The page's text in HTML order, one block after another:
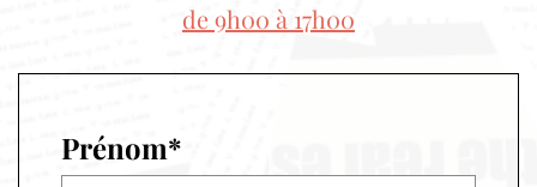
de 9h00 à 17h00
Prénom*